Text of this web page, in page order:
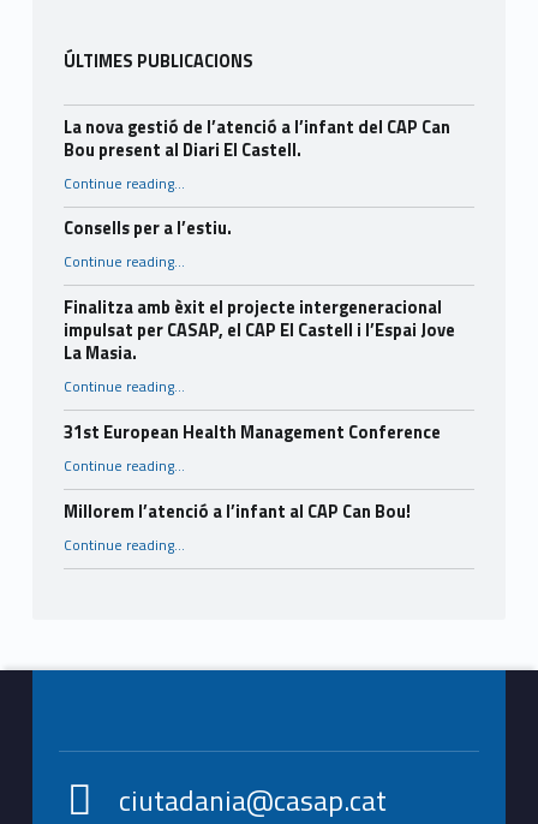
ÚLTIMES PUBLICACIONS
La nova gestió de l’atenció a l’infant del CAP Can
Bou present al Diari El Castell.
Continue reading“La nova gestió de l’atenció a l’infant del CAP Can Bou present al Diari El Castell.”
…
Consells per a l’estiu.
Continue reading…
Finalitza amb èxit el projecte intergeneracional
impulsat per CASAP, el CAP El Castell i l’Espai Jove
La Masia.
Continue reading“Finalitza amb èxit el projecte intergeneracional impulsat per CASAP, el CAP El Castell i l’Espai Jove La Masia.”
…
31st European Health Management Conference
Continue reading“31st European Health Management Conference”
…
Millorem l’atenció a l’infant al CAP Can Bou!
Continue reading“Millorem l’atenció a l’infant al CAP Can Bou!”
…
Footer info sidebar
ciutadania@casap.cat